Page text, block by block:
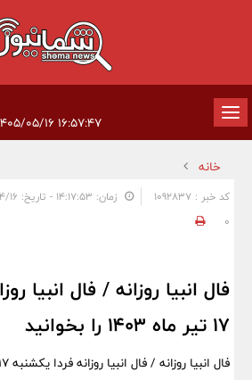
تغییر
وضعیت
ناوبری
۱۶:۵۷:۴۷ ۱۴۰۵/۰۵/۱۶
خانه
کد خبر : 1092837 زمان: ۱۴:۱۷:۵۳ - تاریخ: ۱۴۰۳/۰۴/۱۶
0
فال انبیا روزانه / فال انبیا
17 تیر ماه 1403 را بخوانید
فال انبیا روزانه / فال انبیا روزانه فردا یکشنبه 17 تیر ماه 1403 را بخوانید